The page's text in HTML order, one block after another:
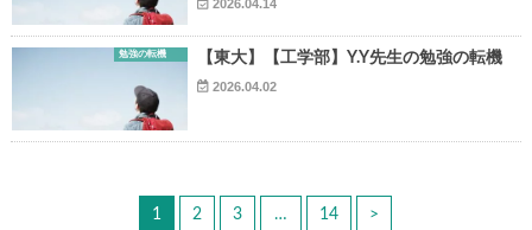
2026.04.14
勉強の転機 【東大】【工学部】Y.Y先生の勉強の転機
2026.04.02
1 2 3 … 14 >